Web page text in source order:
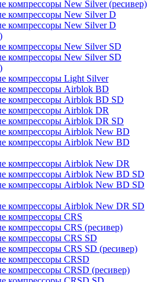
компрессоры New Silver (ресивер)
компрессоры New Silver D
компрессоры New Silver D
компрессоры New Silver SD
компрессоры New Silver SD
компрессоры Light Silver
компрессоры Airblok BD
компрессоры Airblok BD SD
компрессоры Airblok DR
компрессоры Airblok DR SD
компрессоры Airblok New BD
компрессоры Airblok New BD
компрессоры Airblok New DR
компрессоры Airblok New BD SD
компрессоры Airblok New BD SD
компрессоры Airblok New DR SD
компрессоры CRS
компрессоры CRS (ресивер)
компрессоры CRS SD
компрессоры CRS SD (ресивер)
компрессоры CRSD
компрессоры CRSD (ресивер)